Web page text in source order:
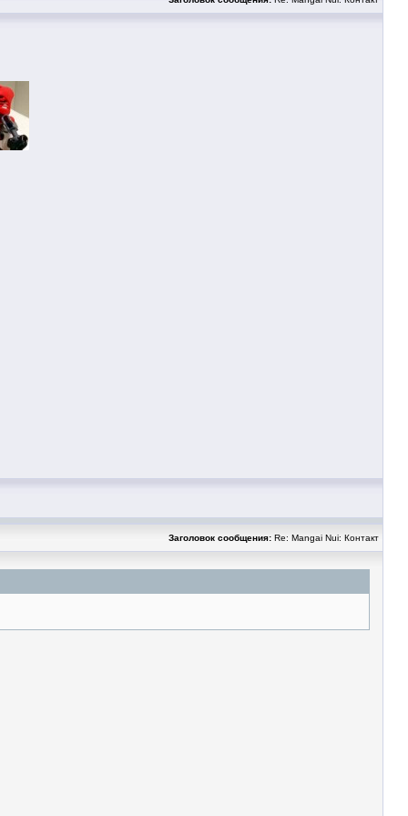
Заголовок сообщения: Re: Mangai Nui: Контакт